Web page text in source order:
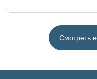
Смотреть